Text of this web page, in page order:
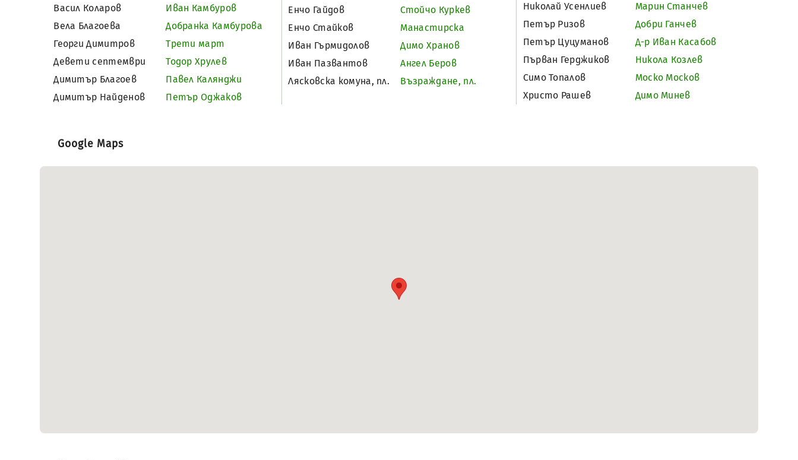
Васил Коларов
Иван Камбуров
Вела Благоева
Добранка Камбурова
Георги Димитров
Трети март
Девети септември
Тодор Хрулев
Димитър Благоев
Павел Калянджи
Димитър Найденов
Петър Оджаков
Енчо Гайдов
Стойчо Куркев
Енчо Стайков
Манастирска
Иван Гърмидолов
Димо Хранов
Иван Пазвантов
Ангел Беров
Лясковска комуна, пл.
Възраждане, пл.
Николай Усенлиев
Марин Станчев
Петър Ризов
Добри Ганчев
Петър Цуцуманов
Д-р Иван Касабов
Първан Герджиков
Никола Козлев
Симо Топалов
Моско Москов
Христо Рашев
Димо Минев
Google Maps